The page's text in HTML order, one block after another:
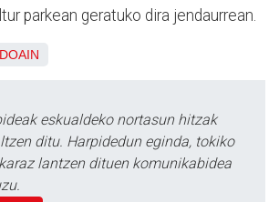
parkean geratuko dira jendaurrean.
eskualdeko nortasun hitzak
ditu. Harpidedun eginda, tokiko
lantzen dituen komunikabidea